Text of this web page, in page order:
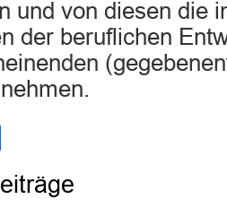
und von diesen die
der beruflichen